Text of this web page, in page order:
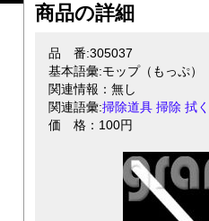
商品の詳細
品 番:305037
基本語彙:モップ（もっぷ）
関連情報：無し
関連語彙:掃除道具 掃除 拭く
価 格：100円